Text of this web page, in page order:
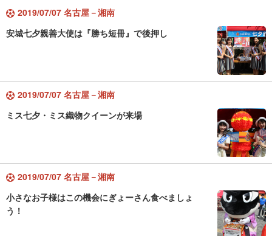
2019/07/07 名古屋－湘南
安城七夕親善大使は『勝ち短冊』で後押し
2019/07/07 名古屋－湘南
ミス七夕・ミス織物クイーンが来場
2019/07/07 名古屋－湘南
小さなお子様はこの機会にぎょーさん食べましょ
う！